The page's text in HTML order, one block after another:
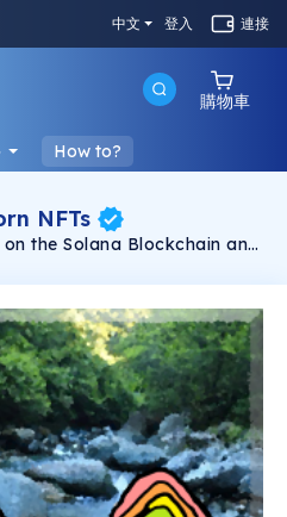
中文 登入 連接
購物車
How to?
NFTs
the Solana Blockchain and
from the
hanging around on the
Learn more at
genesis/